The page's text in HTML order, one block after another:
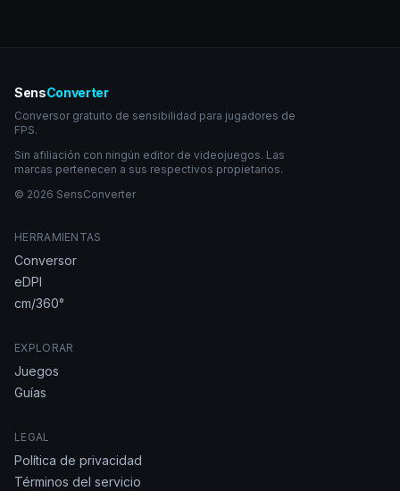
SensConverter
Conversor gratuito de sensibilidad para jugadores de
FPS.
Sin afiliación con ningún editor de videojuegos. Las
marcas pertenecen a sus respectivos propietarios.
© 2026 SensConverter
HERRAMIENTAS
Conversor
eDPI
cm/360°
EXPLORAR
Juegos
Guías
LEGAL
Política de privacidad
Términos del servicio